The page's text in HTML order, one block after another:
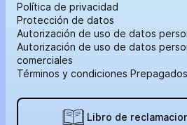
Política de privacidad
Protección de datos
Autorización de uso de datos
Autorización de uso de datos
comerciales
Términos y condiciones
Libro de